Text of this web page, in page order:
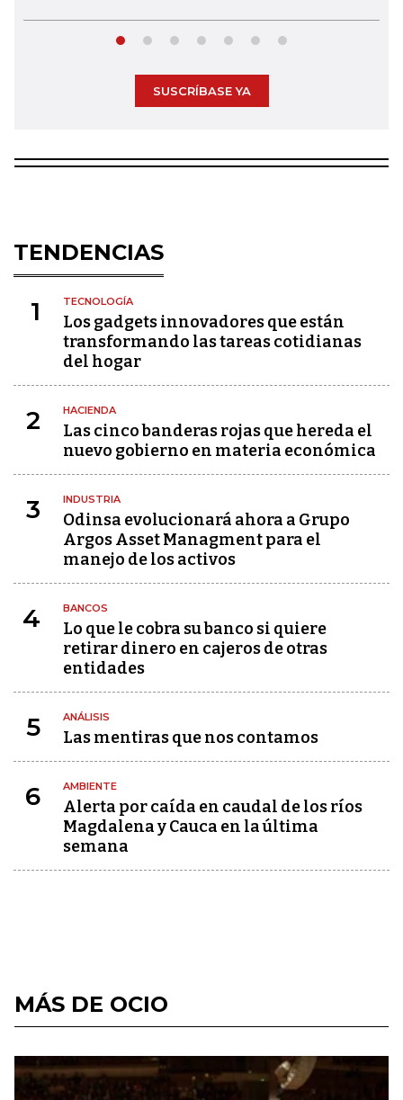
SUSCRÍBASE YA
TENDENCIAS
1 TECNOLOGÍA
Los gadgets innovadores que están
transformando las tareas cotidianas
del hogar
2 HACIENDA
Las cinco banderas rojas que hereda el
nuevo gobierno en materia económica
3 INDUSTRIA
Odinsa evolucionará ahora a Grupo
Argos Asset Managment para el
manejo de los activos
4 BANCOS
Lo que le cobra su banco si quiere
retirar dinero en cajeros de otras
entidades
5 ANÁLISIS
Las mentiras que nos contamos
6 AMBIENTE
Alerta por caída en caudal de los ríos
Magdalena y Cauca en la última
semana
MÁS DE OCIO